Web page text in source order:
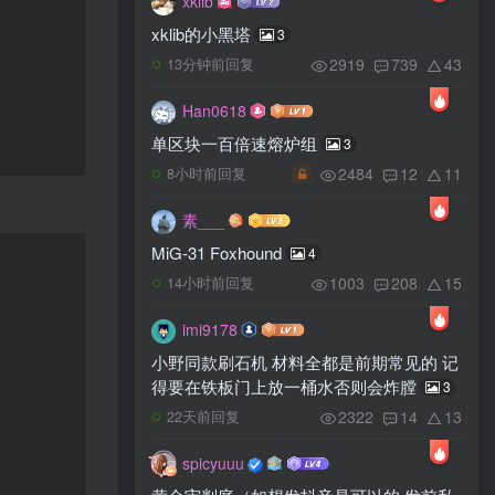
xklib的小黑塔 3
13分钟前回复 2919 739 43
Han0618
单区块一百倍速熔炉组 3
8小时前回复 2484 12 11
素___
MiG-31 Foxhound 4
14小时前回复 1003 208 15
imi9178
小野同款刷石机 材料全都是前期常见的 记
得要在铁板门上放一桶水否则会炸膛
3
22天前回复 2322 14 13
spicyuuu